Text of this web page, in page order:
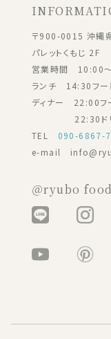
〒900-0015 沖縄
パレットくもじ 2F
営業時間 10:00
ランチ 14:30フー
ディナー 22:00フ
22:30ドリン
TEL 090-6867-
e-mail
＠ryubo